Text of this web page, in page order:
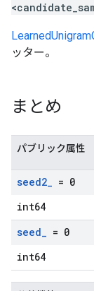
ッター。
まとめ
パブリック属性
seed2_ = 0
int64
seed_ = 0
int64